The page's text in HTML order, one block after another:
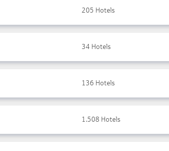
205 Hotels
34 Hotels
136 Hotels
1.508 Hotels